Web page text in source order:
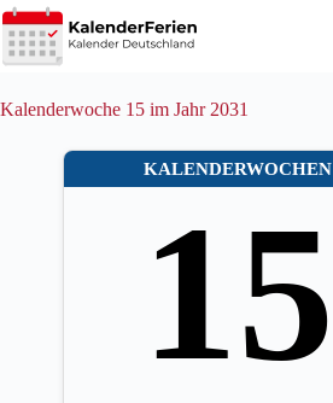
Zum
Inhalt
springen
Kalenderwoche 15 im Jahr 2031
KALENDERWOCHEN
15